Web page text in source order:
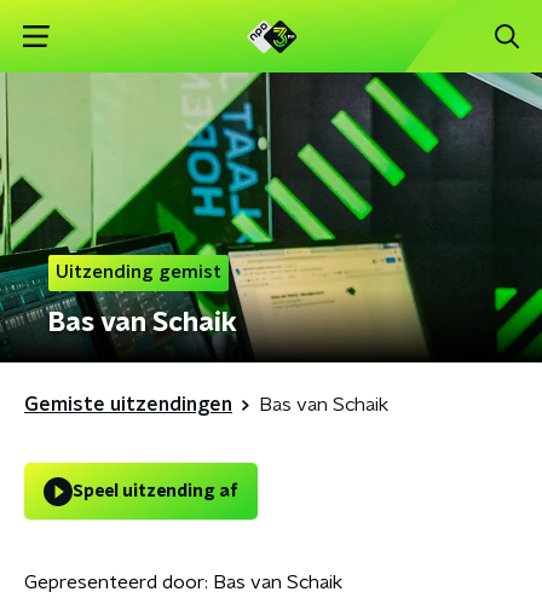
Uitzending gemist
Bas van Schaik
Gemiste uitzendingen Bas van Schaik
Speel uitzending af
Gepresenteerd door: Bas van Schaik